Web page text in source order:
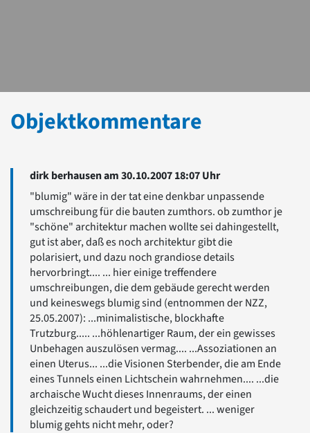
Objektkommentare
dirk berhausen am 30.10.2007 18:07 Uhr
"blumig" wäre in der tat eine denkbar unpassende
umschreibung für die bauten zumthors. ob zumthor je
"schöne" architektur machen wollte sei dahingestellt,
gut ist aber, daß es noch architektur gibt die
polarisiert, und dazu noch grandiose details
hervorbringt.... ... hier einige treffendere
umschreibungen, die dem gebäude gerecht werden
und keineswegs blumig sind (entnommen der NZZ,
25.05.2007): ...minimalistische, blockhafte
Trutzburg..... ...höhlenartiger Raum, der ein gewisses
Unbehagen auszulösen vermag.... ...Assoziationen an
einen Uterus... ...die Visionen Sterbender, die am Ende
eines Tunnels einen Lichtschein wahrnehmen.... ...die
archaische Wucht dieses Innenraums, der einen
gleichzeitig schaudert und begeistert. ... weniger
blumig gehts nicht mehr, oder?